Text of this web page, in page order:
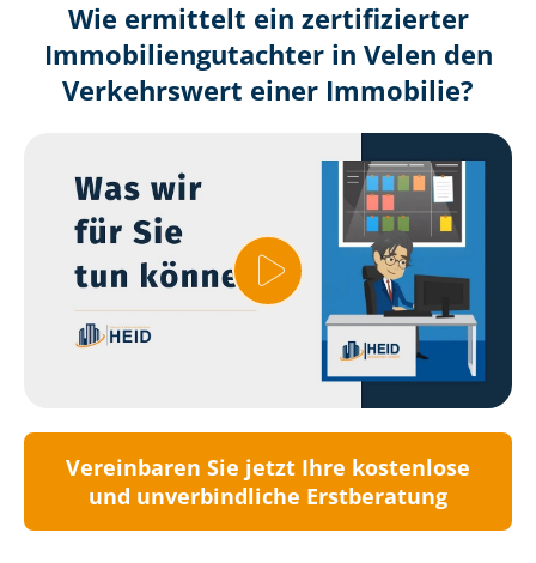
Wie ermittelt ein zertifizierter
Immobilien­gutachter in Velen den
Verkehrswert einer Immobilie?
Vereinbaren Sie jetzt Ihre kostenlose
und unverbindliche Erstberatung